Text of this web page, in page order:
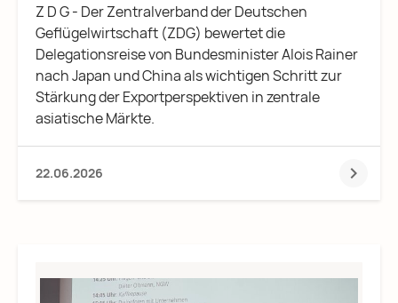
Z D G - Der Zentralverband der Deutschen
Geflügelwirtschaft (ZDG) bewertet die
Delegationsreise von Bundesminister Alois Rainer
nach Japan und China als wichtigen Schritt zur
Stärkung der Exportperspektiven in zentrale
asiatische Märkte.
22.06.2026